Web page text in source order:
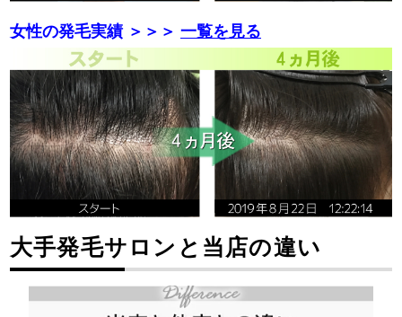
女性の発毛実績 ＞＞＞ 一覧を見る
大手発毛サロンと当店の違い